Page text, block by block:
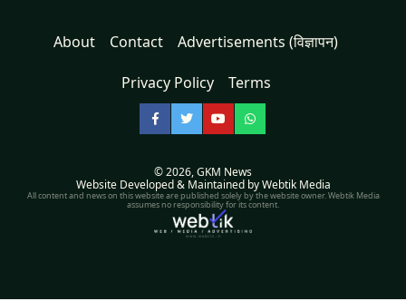
About Contact Advertisements (विज्ञापन)
Privacy Policy Terms
Facebook
TwitterYouTubeWhatsApp
© 2026,GKM News
Website Developed & Maintained by Webtik Media
All content and news on this website are published solely by the website owner. Webtik Media
assumes no responsibility for its content.